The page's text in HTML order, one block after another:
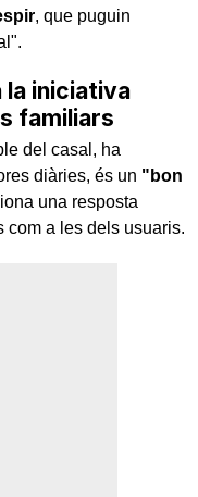
, que puguin
la iniciativa
familiars
del casal, ha
diàries, és un "bon
una resposta
com a les dels usuaris.